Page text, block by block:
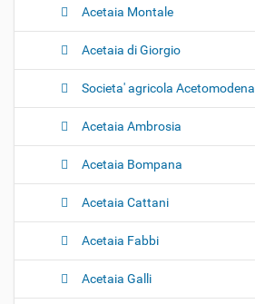
Acetaia Montale
Acetaia di Giorgio
Societa' agricola Acetomodena
Acetaia Ambrosia
Acetaia Bompana
Acetaia Cattani
Acetaia Fabbi
Acetaia Galli